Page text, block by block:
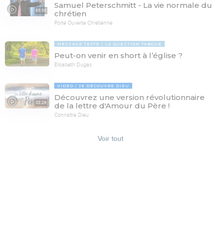
65:58
Samuel Peterschmitt - La vie normale du
chrétien
Porte Ouverte Chrétienne
MESSAGE TEXTE LA QUESTION TABOUE
Peut-on venir en short à l’église ?
Elisabeth Dugas
03:29
VIDÉO JE DÉCOUVRE DIEU
Découvrez une version révolutionnaire
de la lettre d'Amour du Père !
Connaître Dieu
Voir tout